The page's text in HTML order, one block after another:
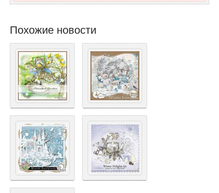
Похожие новости